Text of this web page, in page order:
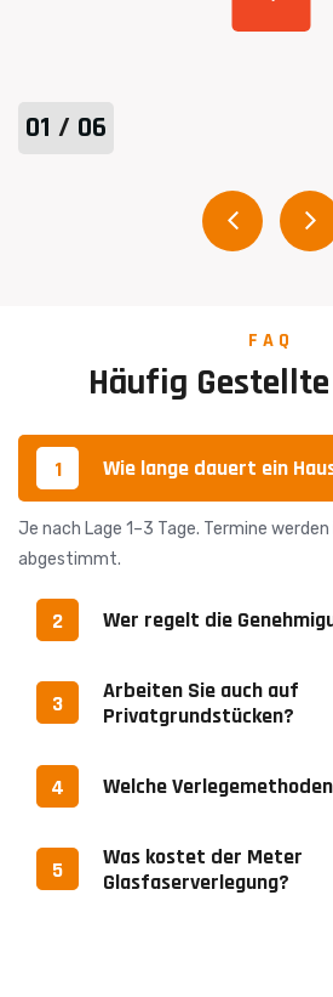
1 / 6
FAQ
Häufig Gestellte
1 Wie lange dauert ein
Je nach Lage 1–3 Tage. Termine
abgestimmt.
2 Wer regelt die
3
Arbeiten Sie auch auf
Privatgrundstücken?
4 Welche
5
Was kostet der Meter
Glasfaserverlegung?